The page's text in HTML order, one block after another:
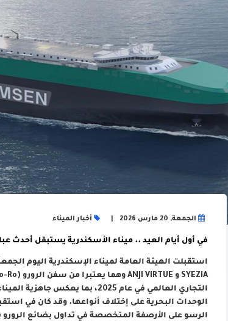
الجمعة, 20 مارس 2026 أخبار الميناء
في أول أيام العيد .. ميناء الأسكندرية يستبقل أحدث
التجاري العالمي في عام 2025، بما
الوحدات البحرية على إختلاف أنواعها. وقد كان في
الرسو على الأرصفة المتخصصة في تداول بضائع الرورو